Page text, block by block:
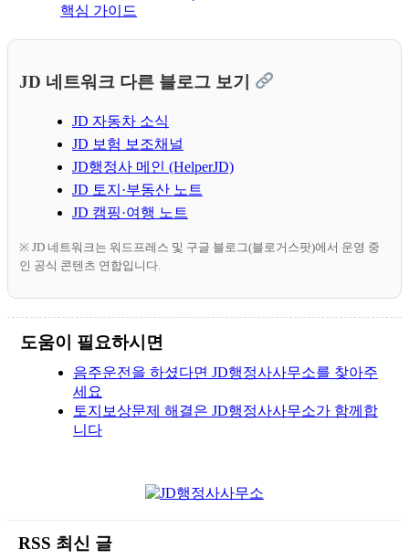
핵심 가이드
JD 네트워크 다른 블로그 보기
JD 자동차 소식
JD 보험 보조채널
JD행정사 메인 (HelperJD)
JD 토지·부동산 노트
JD 캠핑·여행 노트
※ JD 네트워크는 워드프레스 및 구글 블로그(블로거스팟)에서 운영 중
인 공식 콘텐츠 연합입니다.
도움이 필요하시면
음주운전을 하셨다면 JD행정사사무소를 찾아주
세요
토지보상문제 해결은 JD행정사사무소가 함께합
니다
RSS 최신 글